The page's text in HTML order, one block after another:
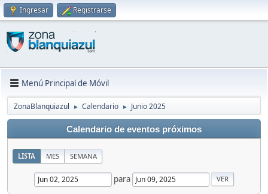
Ingresar Registrarse
Menú Principal de Móvil
ZonaBlanquiazul ► Calendario ► Junio 2025
Calendario de eventos próximos
LISTA MES SEMANA
para